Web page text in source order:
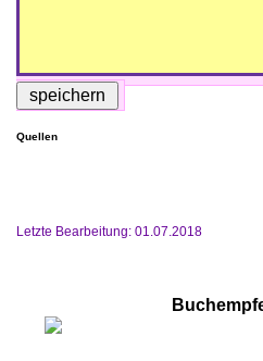
Quellen
Letzte Bearbeitung: 01.07.2018